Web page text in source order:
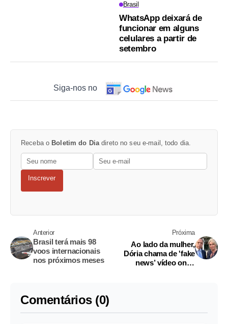
Brasil
WhatsApp deixará de
funcionar em alguns
celulares a partir de
setembro
Siga-nos no
Receba o Boletim do Dia direto no seu e-mail, todo dia.
Inscrever
Anterior
Brasil terá mais 98
voos internacionais
nos próximos meses
Próxima
Ao lado da mulher,
Dória chama de 'fake
news’ vídeo onde
Comentários (0)